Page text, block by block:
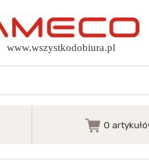
www.wszystkodobiura.pl
0